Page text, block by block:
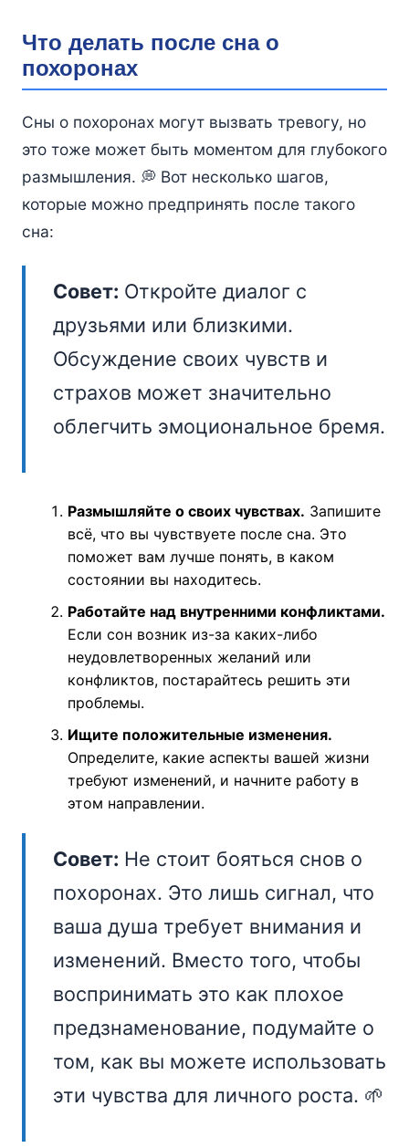
Что делать после сна о
похоронах
Сны о похоронах могут вызвать тревогу, но
это тоже может быть моментом для глубокого
размышления. 💭 Вот несколько шагов,
которые можно предпринять после такого
сна:
Совет: Откройте диалог с
друзьями или близкими.
Обсуждение своих чувств и
страхов может значительно
облегчить эмоциональное бремя.
Размышляйте о своих чувствах. Запишите
всё, что вы чувствуете после сна. Это
поможет вам лучше понять, в каком
состоянии вы находитесь.
Работайте над внутренними конфликтами.
Если сон возник из-за каких-либо
неудовлетворенных желаний или
конфликтов, постарайтесь решить эти
проблемы.
Ищите положительные изменения.
Определите, какие аспекты вашей жизни
требуют изменений, и начните работу в
этом направлении.
Совет: Не стоит бояться снов о
похоронах. Это лишь сигнал, что
ваша душа требует внимания и
изменений. Вместо того, чтобы
воспринимать это как плохое
предзнаменование, подумайте о
том, как вы можете использовать
эти чувства для личного роста. 🌱